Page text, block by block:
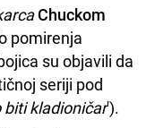
Chuckom
pomirenja
su objavili da
seriji pod
biti kladioničar').